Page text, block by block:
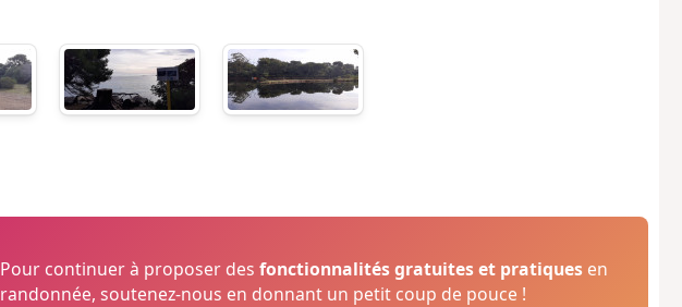
Pour continuer à proposer desfonctionnalités gratuites et pratiques en
randonnée, soutenez-nous en donnant un petit coup de pouce !